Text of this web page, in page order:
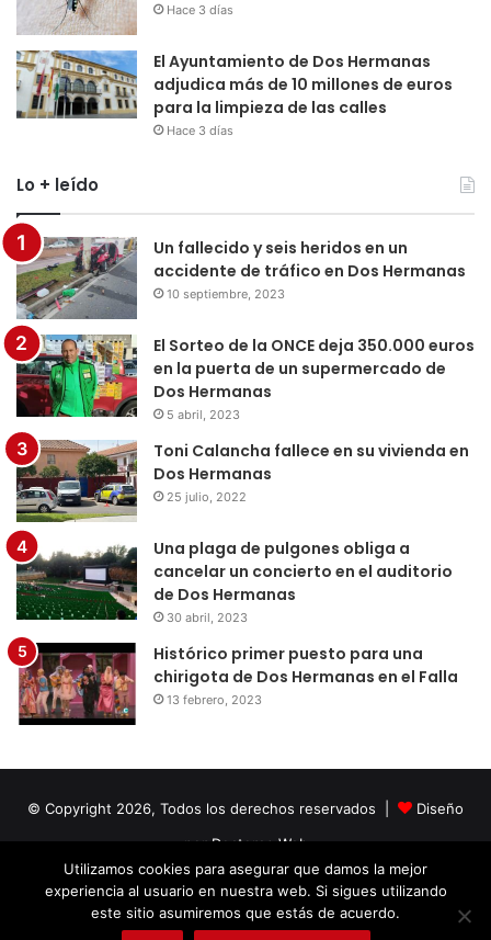
Hace 3 días
El Ayuntamiento de Dos Hermanas
adjudica más de 10 millones de euros
para la limpieza de las calles
Hace 3 días
Lo + leído
Un fallecido y seis heridos en un
accidente de tráfico en Dos Hermanas
10 septiembre, 2023
El Sorteo de la ONCE deja 350.000 euros
en la puerta de un supermercado de
Dos Hermanas
5 abril, 2023
Toni Calancha fallece en su vivienda en
Dos Hermanas
25 julio, 2022
Una plaga de pulgones obliga a
cancelar un concierto en el auditorio
de Dos Hermanas
30 abril, 2023
Histórico primer puesto para una
chirigota de Dos Hermanas en el Falla
13 febrero, 2023
© Copyright 2026, Todos los derechos reservados |
Diseño
por Doctores Web
Facebook
TwitterLinkedInYouTubeInstagram
Utilizamos cookies para asegurar que damos la mejor
experiencia al usuario en nuestra web. Si sigues utilizando
este sitio asumiremos que estás de acuerdo.